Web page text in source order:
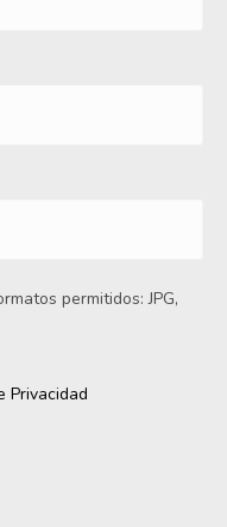
permitidos: JPG,
Privacidad